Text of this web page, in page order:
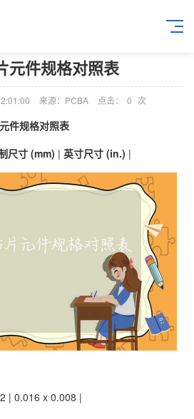
元件规格对照表
来源：PCBA 点击： 0 次
件规格对照表
尺寸 (mm) | 英寸尺寸 (in.) |
| 0.016 x 0.008 |